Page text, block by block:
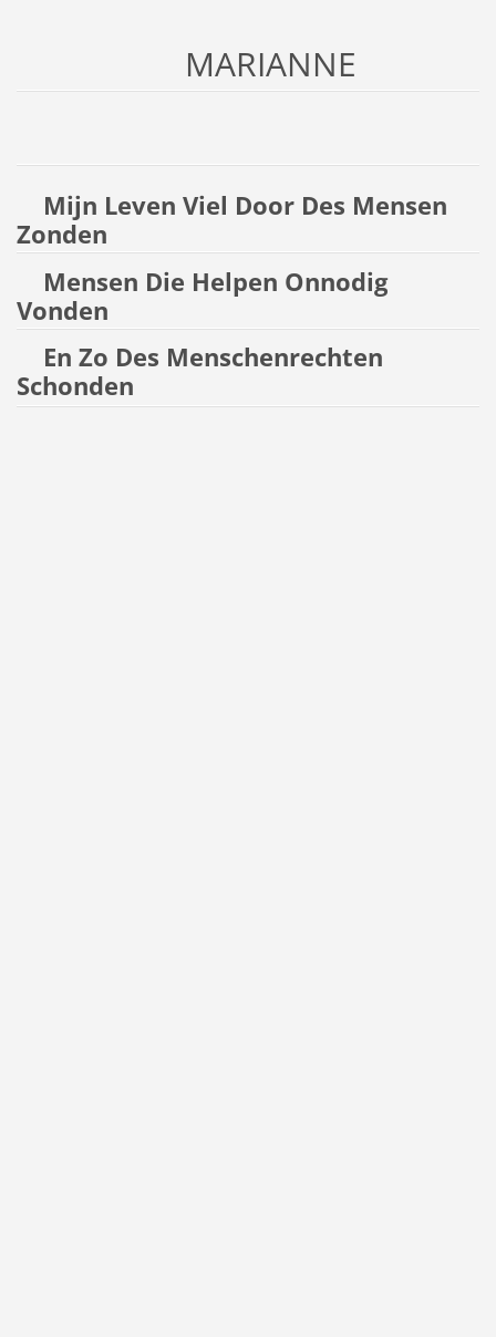
MARIANNE
Mijn Leven Viel Door Des Mensen
Zonden
Mensen Die Helpen Onnodig
Vonden
En Zo Des Menschenrechten
Schonden